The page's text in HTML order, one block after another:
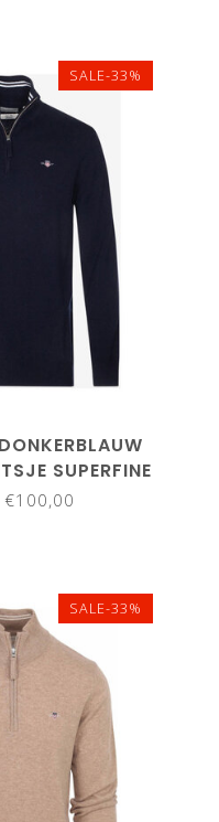
SALE-33%
3XL
SUPERFINE
€100,00
SALE-33%